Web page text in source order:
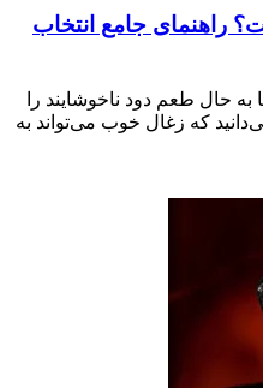
راهنمای جامع انتخاب
به حال طعم دود ناخوشایند را
که زغال خوب می‌تواند به